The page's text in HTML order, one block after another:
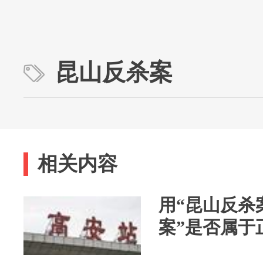
昆山反杀案
相关内容
用“昆山反杀
案”是否属于